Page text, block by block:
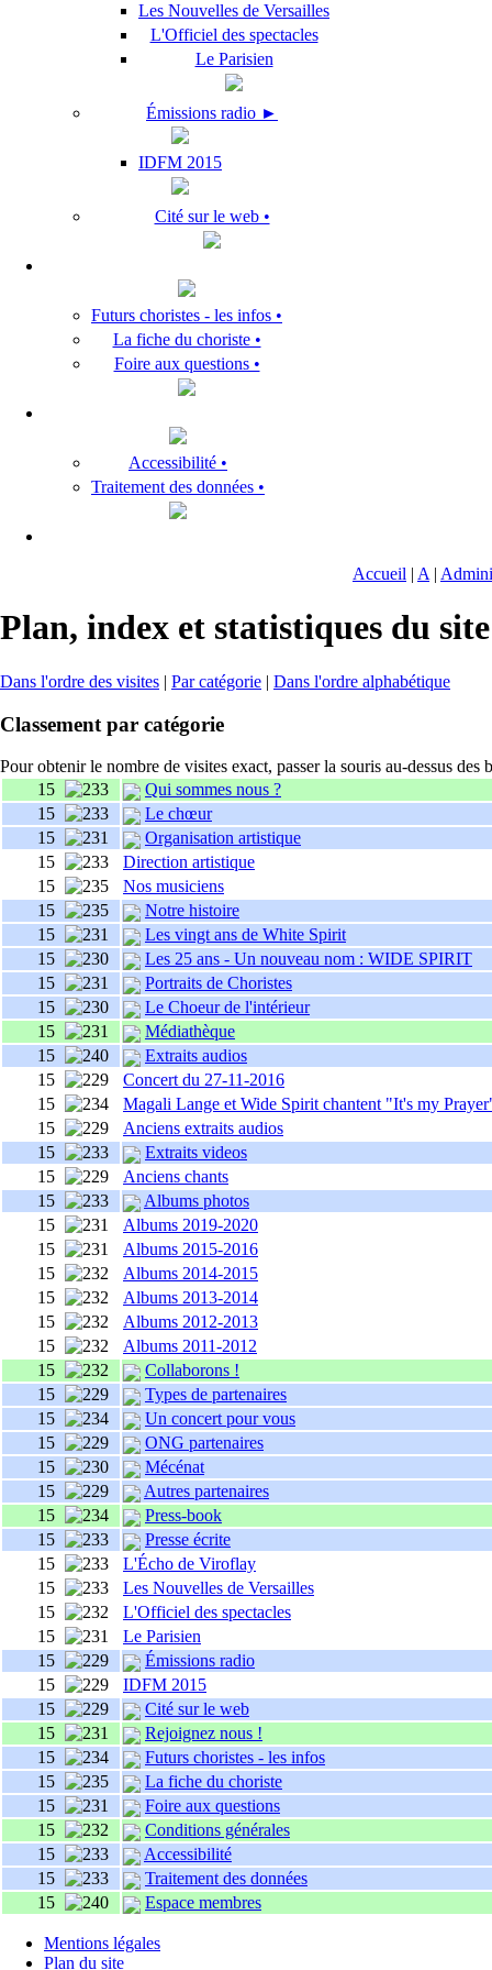
Les Nouvelles de Versailles
L'Officiel des spectacles
Le Parisien
Émissions radio ►
IDFM 2015
Cité sur le web •
Futurs choristes - les infos •
La fiche du choriste •
Foire aux questions •
Accessibilité •
Traitement des données •
Accueil | A |
Plan, index et statistiques du site
Dans l'ordre des visites | Par catégorie | Dans l'ordre alphabétique
Classement par catégorie
Pour obtenir le nombre de visites exact, passer la souris au-dessus des
15
Qui sommes nous ?
15
Le chœur
15
Organisation artistique
15
Direction artistique
15
Nos musiciens
15
Notre histoire
15
Les vingt ans de White Spirit
15
Les 25 ans - Un nouveau nom : WIDE SPIRIT
15
Portraits de Choristes
15
Le Choeur de l'intérieur
15
Médiathèque
15
Extraits audios
15
Concert du 27-11-2016
15
Magali Lange et Wide Spirit chantent "It's my
15
Anciens extraits audios
15
Extraits videos
15
Anciens chants
15
Albums photos
15
Albums 2019-2020
15
Albums 2015-2016
15
Albums 2014-2015
15
Albums 2013-2014
15
Albums 2012-2013
15
Albums 2011-2012
15
Collaborons !
15
Types de partenaires
15
Un concert pour vous
15
ONG partenaires
15
Mécénat
15
Autres partenaires
15
Press-book
15
Presse écrite
15
L'Écho de Viroflay
15
Les Nouvelles de Versailles
15
L'Officiel des spectacles
15
Le Parisien
15
Émissions radio
15
IDFM 2015
15
Cité sur le web
15
Rejoignez nous !
15
Futurs choristes - les infos
15
La fiche du choriste
15
Foire aux questions
15
Conditions générales
15
Accessibilité
15
Traitement des données
15
Espace membres
Mentions légales
Plan du site